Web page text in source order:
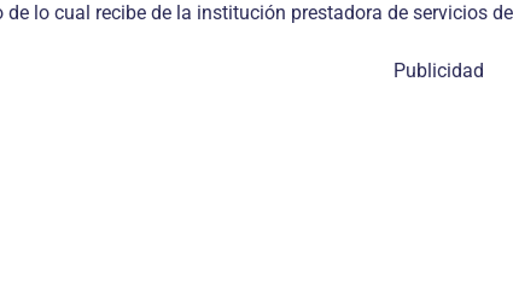
lo cual recibe de la institución prestadora de servicios
Publicidad